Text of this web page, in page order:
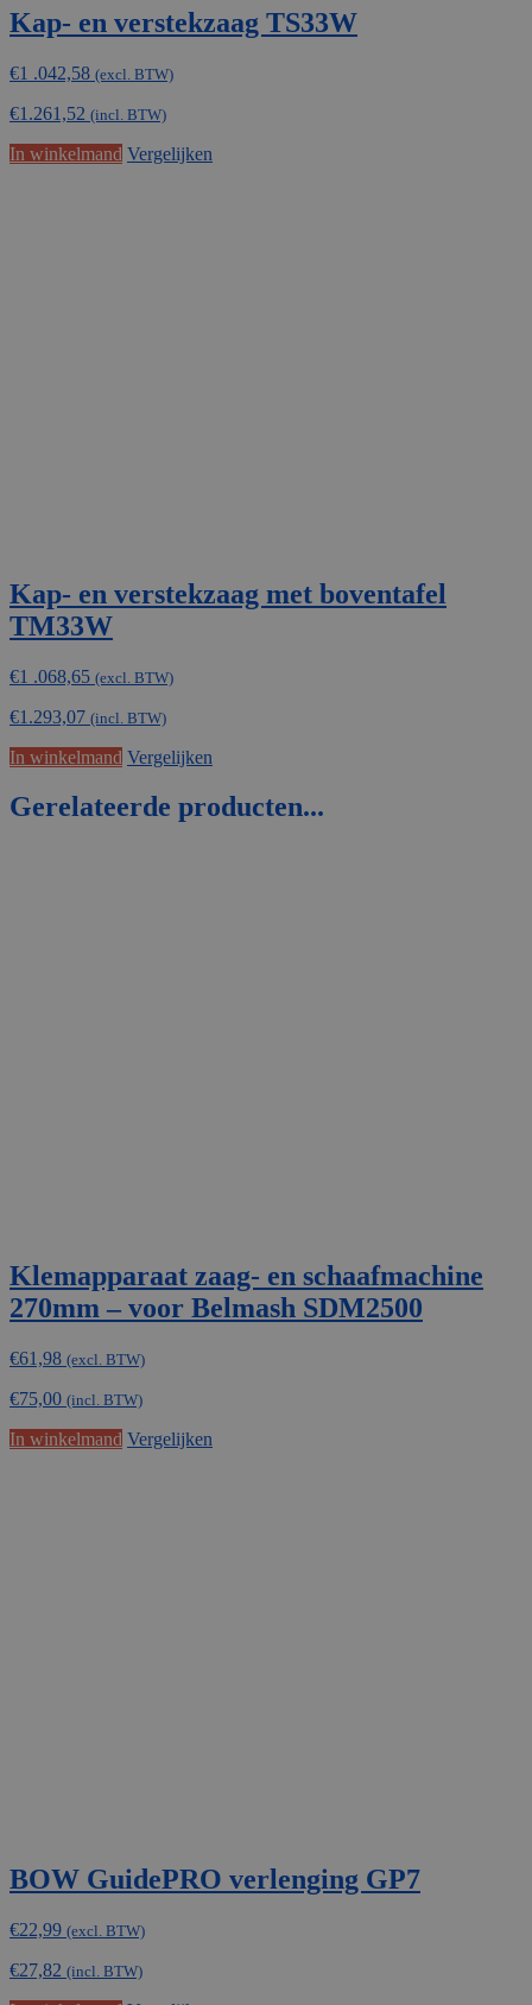
Kap- en verstekzaag TS33W
€1 .042,58 (excl. BTW)
€1.261,52 (incl. BTW)
In winkelmand Vergelijken
Kap- en verstekzaag met boventafel
TM33W
€1 .068,65 (excl. BTW)
€1.293,07 (incl. BTW)
In winkelmand Vergelijken
Gerelateerde producten...
Klemapparaat zaag- en schaafmachine
270mm – voor Belmash SDM2500
€61,98 (excl. BTW)
€75,00 (incl. BTW)
In winkelmand Vergelijken
BOW GuidePRO verlenging GP7
€22,99 (excl. BTW)
€27,82 (incl. BTW)